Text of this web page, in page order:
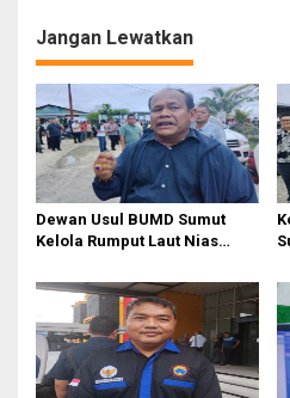
a
s
i
p
o
s
Jangan Lewatkan
Dewan Usul BUMD Sumut
Kelola Rumput Laut Nias